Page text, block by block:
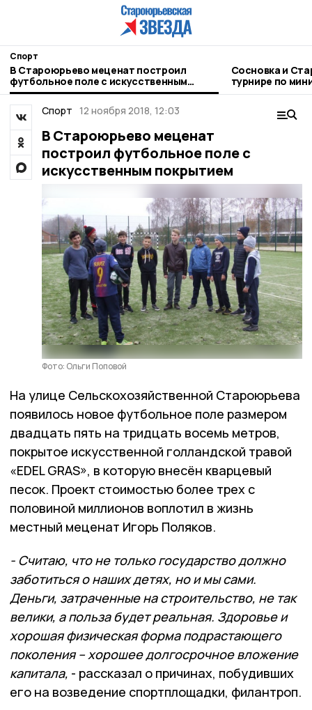
Спорт
В Староюрьево меценат построил
футбольное поле с искусственным
покрытием
Сосновка и
турнире по
Спорт 12 ноября 2018, 12:03
В Староюрьево меценат
построил футбольное поле с
искусственным покрытием
Фото: Ольги Поповой
На улице Сельскохозяйственной Староюрьева
появилось новое футбольное поле размером
двадцать пять на тридцать восемь метров,
покрытое искусственной голландской травой
«EDEL GRAS», в которую внесён кварцевый
песок. Проект стоимостью более трех с
половиной миллионов воплотил в жизнь
местный меценат Игорь Поляков.
- Считаю, что не только государство должно
заботиться о наших детях, но и мы сами.
Деньги, затраченные на строительство, не так
велики, а польза будет реальная. Здоровье и
хорошая физическая форма подрастающего
поколения – хорошее долгосрочное вложение
капитала, - рассказал о причинах, побудивших
его на возведение спортплощадки, филантроп.